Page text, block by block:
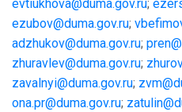
evtiukhova@duma.gov.ru;
ezubov@duma.gov.ru;
adzhukov@duma.gov.ru;
zhuravlev@duma.gov.ru;
zavalnyi@duma.gov.ru;
ona.pr@duma.gov.ru;